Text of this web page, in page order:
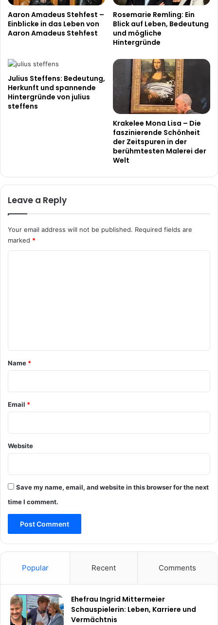
Aaron Amadeus Stehfest –
Einblicke in das Leben von
Aaron Amadeus Stehfest
Rosemarie Remling: Ein
Blick auf Leben, Bedeutung
und mögliche
Hintergründe
Julius Steffens: Bedeutung,
Herkunft und spannende
Hintergründe von julius
steffens
Krakelee Mona Lisa – Die
faszinierende Schönheit
der Zeitspuren in der
berühmtesten Malerei der
Welt
Leave a Reply
Your email address will not be published. Required fields are
marked *
*
Name *
Email *
Website
Save my name, email, and website in this browser for the next
time I comment.
Popular Recent Comments
Ehefrau Ingrid Mittermeier
Schauspielerin: Leben, Karriere und
Vermächtnis